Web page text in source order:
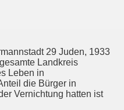
29 Juden, 1933
Landkreis
Leben in
die Bürger in
Vernichtung hatten ist